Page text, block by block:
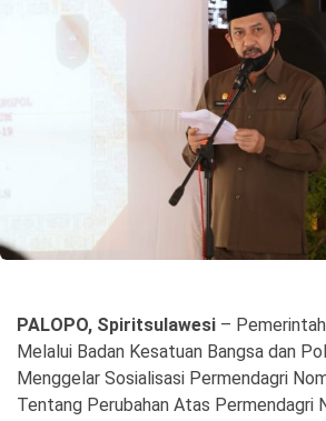
Copyright
Sulawesi
PALOPO, Spiritsulawesi –
Melalui Badan Kesatuan Bangsa dan
Menggelar Sosialisasi Permendagri
Tentang Perubahan Atas Permendagri